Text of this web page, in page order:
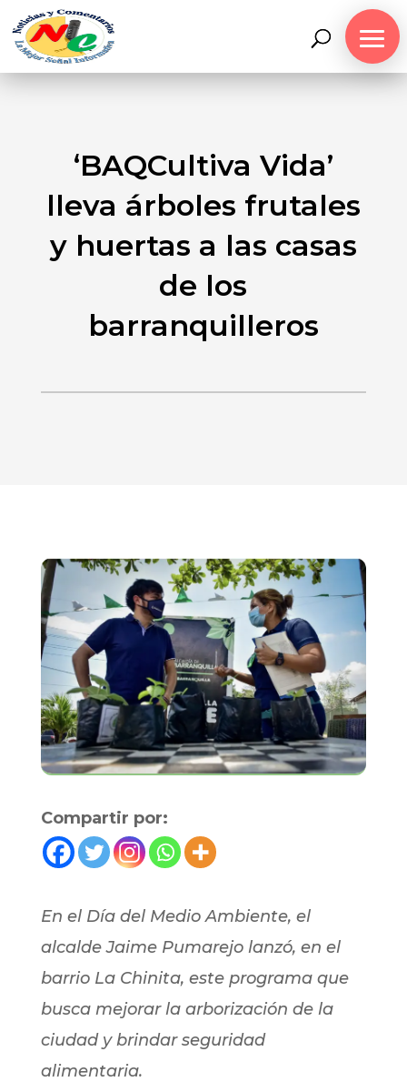
‘BAQCultiva Vida’
lleva árboles frutales
y huertas a las casas
de los
barranquilleros
Compartir por:
En el Día del Medio Ambiente, el
alcalde Jaime Pumarejo lanzó, en el
barrio La Chinita, este programa que
busca mejorar la arborización de la
ciudad y brindar seguridad
alimentaria.